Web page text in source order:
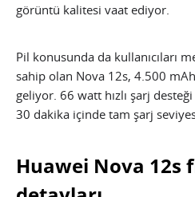
görüntü kalitesi vaat ediyor.
Pil konusunda da kullanıcıları
sahip olan Nova 12s, 4.500
geliyor. 66 watt hızlı şarj
30 dakika içinde tam şarj
Huawei Nova 12s